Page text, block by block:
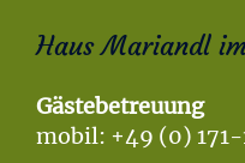
Haus Mariandl
Gästebetreuung
mobil: +49 (0)